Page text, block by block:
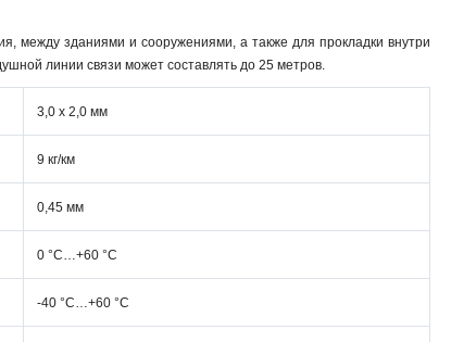
между зданиями и сооружениями, а также для прокладки внутри
линии связи может составлять до 25 метров.
3,0 х 2,0 мм
9 кг/км
0,45 мм
0 °С…+60 °С
-40 °С…+60 °С